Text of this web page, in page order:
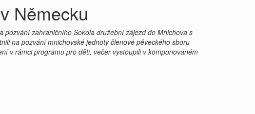
Německu
zahraničního Sokola družební zájezd do Mnichova s
na pozvání mnichovské jednoty členové pěveckého sboru
v rámci programu pro děti, večer vystoupili v komponovaném